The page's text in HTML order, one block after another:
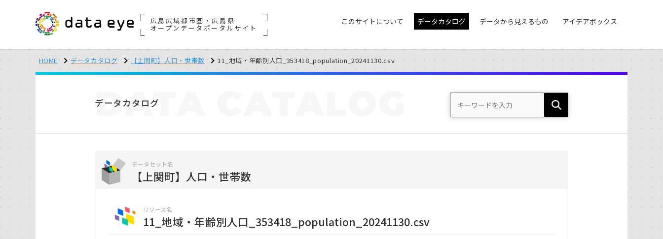
広島広域都市圏・広島県
オープンデータポータルサイト
このサイトについて データカタログ データから見えるもの アイデアボックス
HOME データカタログ 【上関町】人口・世帯数 11_地域・年齢別人口_353418_population_20241130.csv
データカタログ
DATA
データセット名
【上関町】人口・世帯数
リソース名
11_地域・年齢別人口_353418_population_20241130.csv